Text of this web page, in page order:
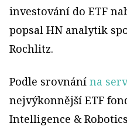
investování do ETF
popsal HN analytik
Rochlitz.
Podle srovnání na
nejvýkonnější ETF
Intelligence &